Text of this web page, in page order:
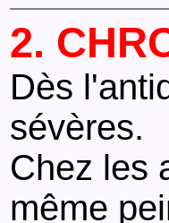
2.
Dès
sévères.
Chez les
même